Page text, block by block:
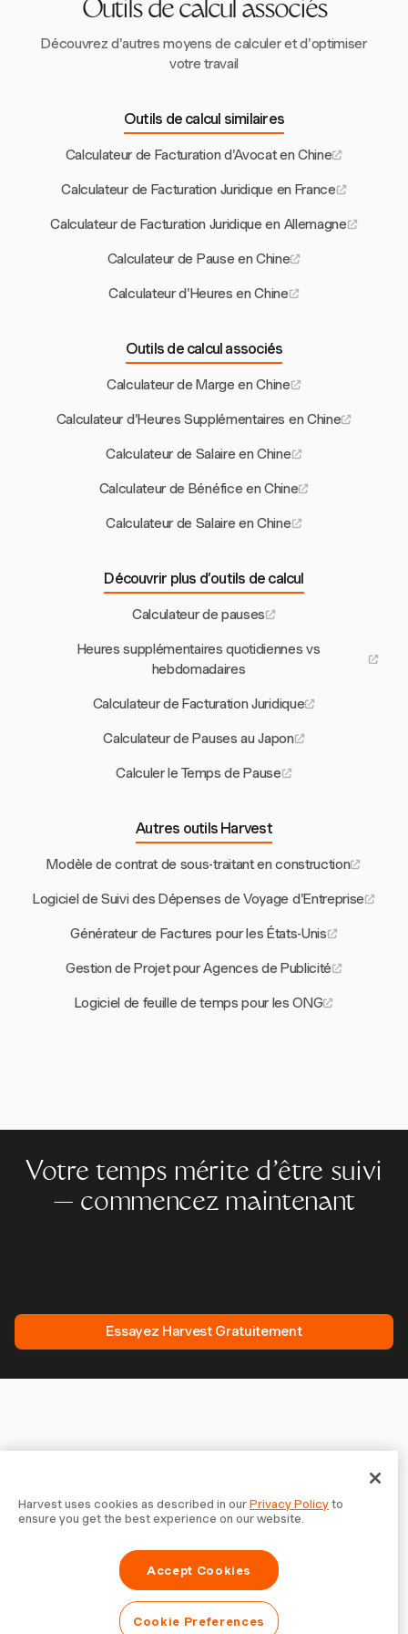
Outils de calcul associés
Découvrez d'autres moyens de calculer et d'optimiser
votre travail
Outils de calcul similaires
Calculateur de Facturation d'Avocat en Chine
Calculateur de Facturation Juridique en France
Calculateur de Facturation Juridique en Allemagne
Calculateur de Pause en Chine
Calculateur d'Heures en Chine
Outils de calcul associés
Calculateur de Marge en Chine
Calculateur d'Heures Supplémentaires en Chine
Calculateur de Salaire en Chine
Calculateur de Bénéfice en Chine
Calculateur de Salaire en Chine
Découvrir plus d’outils de calcul
Calculateur de pauses
Heures supplémentaires quotidiennes vs
hebdomadaires
Calculateur de Facturation Juridique
Calculateur de Pauses au Japon
Calculer le Temps de Pause
Autres outils Harvest
Modèle de contrat de sous-traitant en construction
Logiciel de Suivi des Dépenses de Voyage d'Entreprise
Générateur de Factures pour les États-Unis
Gestion de Projet pour Agences de Publicité
Logiciel de feuille de temps pour les ONG
Votre temps mérite d'être suivi
— commencez maintenant
Essayez Harvest Gratuitement
Harvest uses cookies as described in ourPrivacy Policyto
ensure you get the best experience on our website.
Accept Cookies
Cookie Preferences